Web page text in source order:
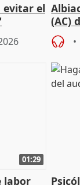
evitar el
(AC)
para
01:29
labor